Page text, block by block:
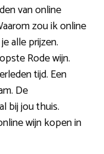
van online
zou ik online
alle prijzen.
Rode wijn.
tijd. Een
De
bij jou thuis.
wijn kopen in